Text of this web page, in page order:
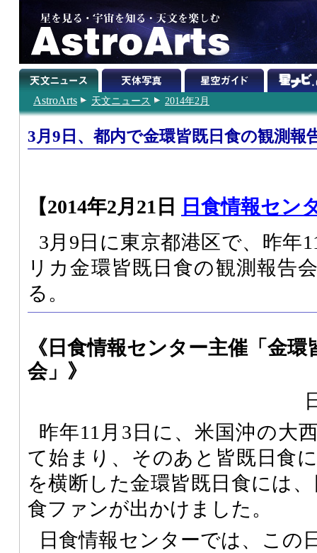
AstroArts 天文ニュース 2014年2月
3月9日、都内で金環皆既日食の観測報
【2014年2月21日
日食情報セン
3月9日に東京都港区で、昨年
リカ金環皆既日食の観測報告
る。
《日食情報センター主催「金
会」》
昨年11月3日に、米国沖の大
て始まり、そのあと皆既日食
を横断した金環皆既日食には
食ファンが出かけました。
日食情報センターでは、この